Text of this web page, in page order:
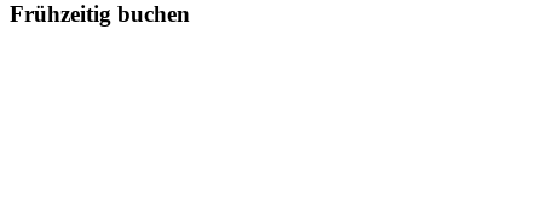
Frühzeitig buchen